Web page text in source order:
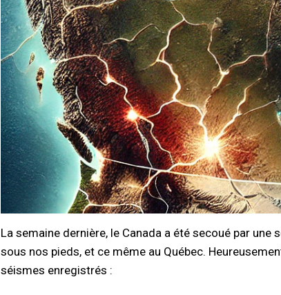
La semaine dernière, le Canada a été secoué par
sous nos pieds, et ce même au Québec.
séismes enregistrés :